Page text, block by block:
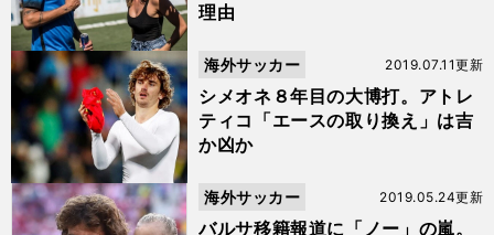
理由
シメオネ８年目の大博打。アトレ
ティコ「エースの取り換え」は吉
か凶か
2019.07.11更新
海外サッカー
バルサ移籍報道に「ノー」の嵐。
2019.05.24更新
海外サッカー